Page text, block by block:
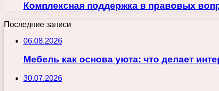
Комплексная поддержка в правовых
Последние записи
06.08.2026
Мебель как основа уюта: что делает
30.07.2026